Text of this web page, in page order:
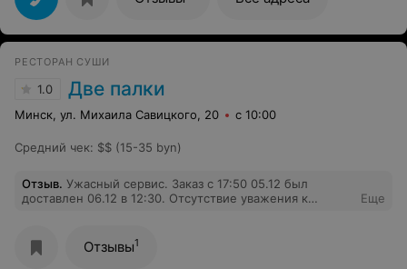
РЕСТОРАН СУШИ
1.0 Две палки
Минск, ул. Михаила Савицкого, 20 с 10:00
Средний чек: $$ (15-35 byn)
Отзыв. Ужасный сервис. Заказ с 17:50 05.12 был
доставлен 06.12 в 12:30. Отсутствие уважения к
Еще
Отзывы1